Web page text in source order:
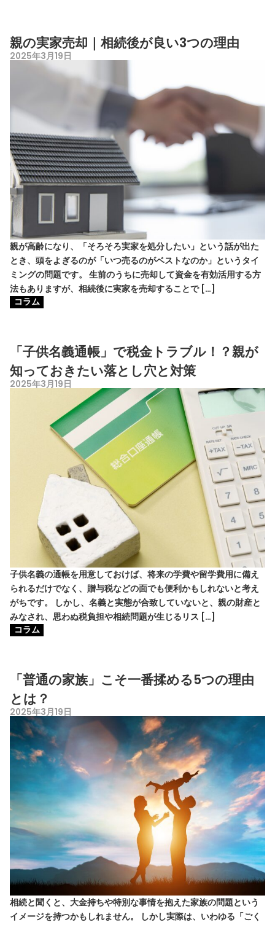
親の実家売却｜相続後が良い3つの理由
2025年3月19日
親が高齢になり、「そろそろ実家を処分したい」という話が出た
とき、頭をよぎるのが「いつ売るのがベストなのか」というタイ
ミングの問題です。 生前のうちに売却して資金を有効活用する方
法もありますが、相続後に実家を売却することで […]
コラム
「子供名義通帳」で税金トラブル！？親が
知っておきたい落とし穴と対策
2025年3月19日
子供名義の通帳を用意しておけば、将来の学費や留学費用に備え
られるだけでなく、贈与税などの面でも便利かもしれないと考え
がちです。 しかし、名義と実態が合致していないと、親の財産と
みなされ、思わぬ税負担や相続問題が生じるリス […]
コラム
「普通の家族」こそ一番揉める5つの理由
とは？
2025年3月19日
相続と聞くと、大金持ちや特別な事情を抱えた家族の問題という
イメージを持つかもしれません。 しかし実際は、いわゆる「ごく